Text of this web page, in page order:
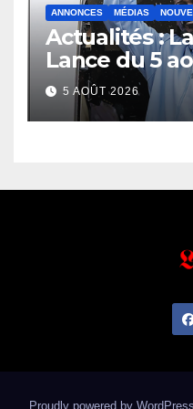
ANNONCES MÉDIAS
Actualités :
Lance du 5
5 AOÛT 2026
Proudly powered by WordPress